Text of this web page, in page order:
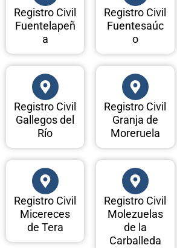
Registro Civil
Fuentelapeñ
a
Registro Civil
Fuentesaúc
o
Registro Civil
Gallegos del
Río
Registro Civil
Granja de
Moreruela
Registro Civil
Micereces
de Tera
Registro Civil
Molezuelas
de la
Carballeda